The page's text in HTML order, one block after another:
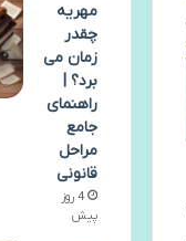
مهریه
چقدر
زمان می
برد؟ |
راهنمای
جامع
مراحل
قانونی
4 روز
پیش